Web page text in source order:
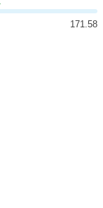
171.58